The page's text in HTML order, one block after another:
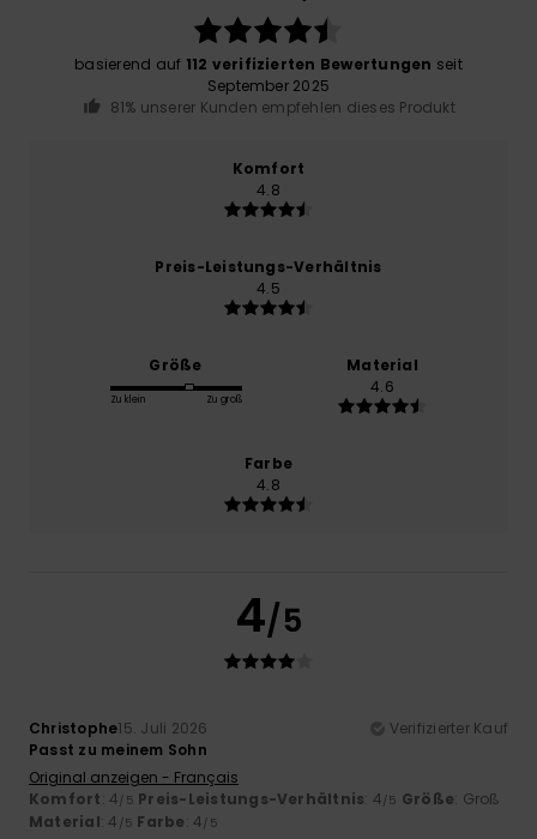
basierend auf 112 verifizierten Bewertungen seit
September 2025
81% unserer Kunden empfehlen dieses Produkt
Komfort
4.8
Preis-Leistungs-Verhältnis
4.5
Größe
Zu klein Zu groß
Material
4.6
Farbe
4.8
4/5
Christophe15. Juli 2026
Verifizierter Kauf
Passt zu meinem Sohn
Original anzeigen - Français
Komfort: 4/5 Preis-Leistungs-Verhältnis: 4/5 Größe: Groß
Material: 4 /5 Farbe: 4/5